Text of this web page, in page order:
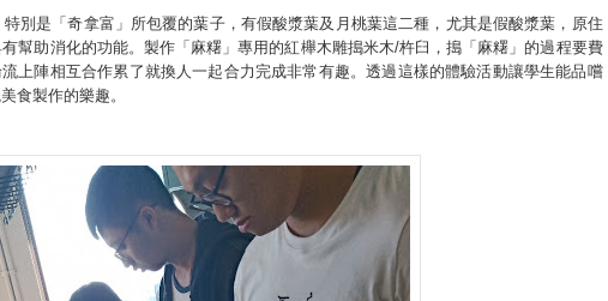
別是「奇拿富」所包覆的葉子，有假酸漿葉及月桃葉這二種，尤其是假酸漿葉，原住
幫助消化的功能。製作「麻糬」專用的紅櫸木雕搗米木/杵臼，搗「麻糬」的過程要費
上陣相互合作累了就換人一起合力完成非常有趣。透過這樣的體驗活動讓學生能品嚐
食製作的樂趣。